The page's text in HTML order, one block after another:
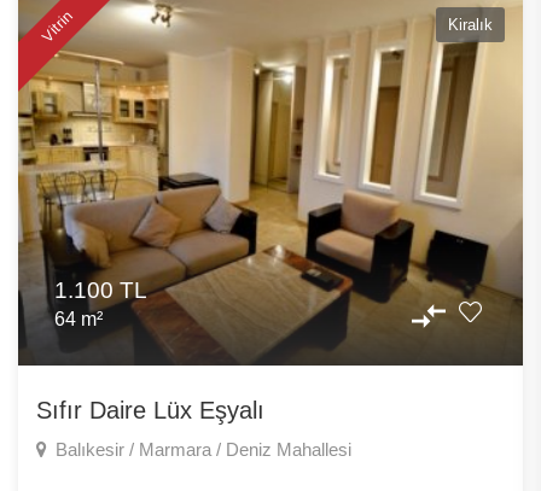
Ara
M²
M²
Vitrin Kiralık
1.100 TL
64 m²
Sıfır Daire Lüx Eşyalı
Balıkesir / Marmara / Deniz Mahallesi